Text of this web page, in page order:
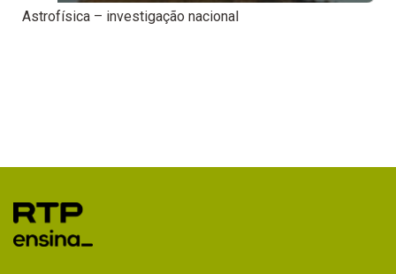
Astrofísica – investigação nacional